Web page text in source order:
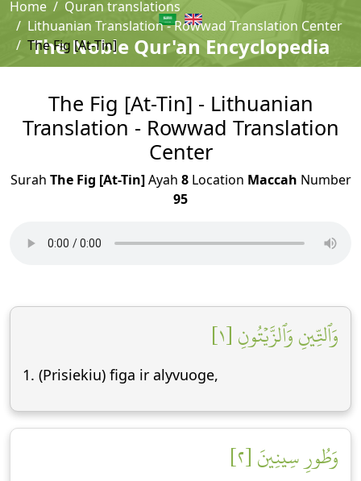
The Noble Qur'an Encyclopedia
Home
Quran translations
Lithuanian Translation - Rowwad Translation Center
The Fig [At-Tin]
The Fig [At-Tin] - Lithuanian
Translation - Rowwad Translation
Center
Surah The Fig [At-Tin]Ayah 8Location Maccah Number
95
وَٱلتِّينِ وَٱلزَّيۡتُونِ [١]
1. (Prisiekiu) figa ir alyvuoge,
وَطُورِ سِينِينَ [٢]